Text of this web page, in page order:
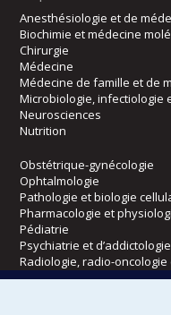
Anesthésiologie et de
Biochimie et médecine
Chirurgie
Médecine
Médecine de famille et de
Microbiologie, infectiologie
Neurosciences
Nutrition
Obstétrique-gynécologie
Ophtalmologie
Pathologie et biologie
Pharmacologie et
Pédiatrie
Psychiatrie et d’addictologie
Radiologie, radio-